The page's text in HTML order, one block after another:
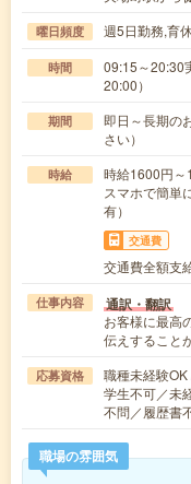
曜日頻度 週5日勤務,育
時間
09:15～
20:00）
期間
即日～長期の
さい）
時給
時給1600円
スマホで簡単
有）
交通費
交通費全額支
仕事内容 通訳・翻訳
お客様に最高
伝えすること
応募資格
職種未経験
学生不可／未
不問／履歴書
職場の雰囲気